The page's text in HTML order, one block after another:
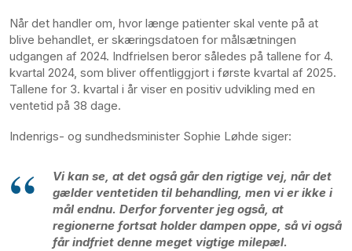
Når det handler om, hvor længe patienter skal vente på at
blive behandlet, er skæringsdatoen for målsætningen
udgangen af 2024. Indfrielsen beror således på tallene for 4.
kvartal 2024, som bliver offentliggjort i første kvartal af 2025.
Tallene for 3. kvartal i år viser en positiv udvikling med en
ventetid på 38 dage.
Indenrigs- og sundhedsminister Sophie Løhde siger:
Vi kan se, at det også går den rigtige vej, når det
gælder ventetiden til behandling, men vi er ikke i
mål endnu. Derfor forventer jeg også, at
regionerne fortsat holder dampen oppe, så vi også
får indfriet denne meget vigtige milepæl.